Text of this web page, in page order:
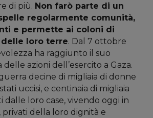
di più. Non farò parte di un
regolarmente comunità,
e permette ai coloni di
delle loro terre. Dal 7 ottobre
ha raggiunto il suo
azioni dell’esercito a Gaza.
decine di migliaia di donne
uccisi, e centinaia di migliaia
dalle loro case, vivendo oggi in
della loro dignità e